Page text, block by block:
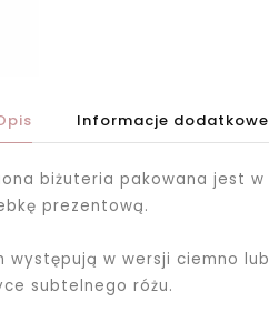
Informacje dodatkowe
biżuteria pakowana jest w
prezentową.
występują w wersji ciemno lub
subtelnego różu.